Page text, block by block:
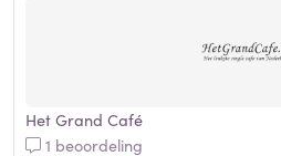
Het Grand Café
1 beoordeling